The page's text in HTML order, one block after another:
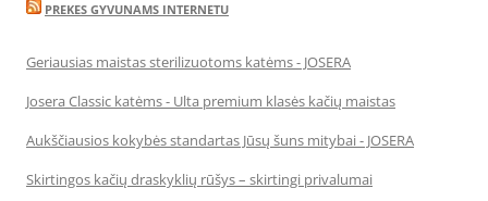
PREKES GYVUNAMS INTERNETU
Geriausias maistas sterilizuotoms katėms - JOSERA
Josera Classic katėms - Ulta premium klasės kačių maistas
Aukščiausios kokybės standartas Jūsų šuns mitybai - JOSERA
Skirtingos kačių draskyklių rūšys – skirtingi privalumai